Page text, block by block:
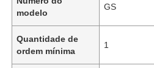
modelo
GS
Quantidade de
ordem mínima
1